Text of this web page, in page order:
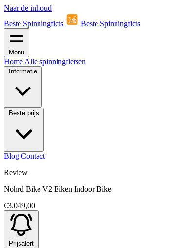
Naar de inhoud
Beste Spinningfiets
Beste Spinningfiets
Menu
Home Alle spinningfietsen
Informatie
Beste prijs
Blog Contact
Review
Nohrd Bike V2 Eiken Indoor Bike
€3.049,00
Prijsalert